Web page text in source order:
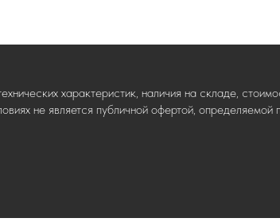
характеристик, наличия на складе,
не является публичной офертой, определяемой